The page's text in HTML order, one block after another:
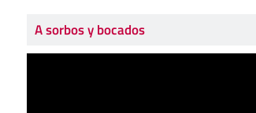
A sorbos y bocados